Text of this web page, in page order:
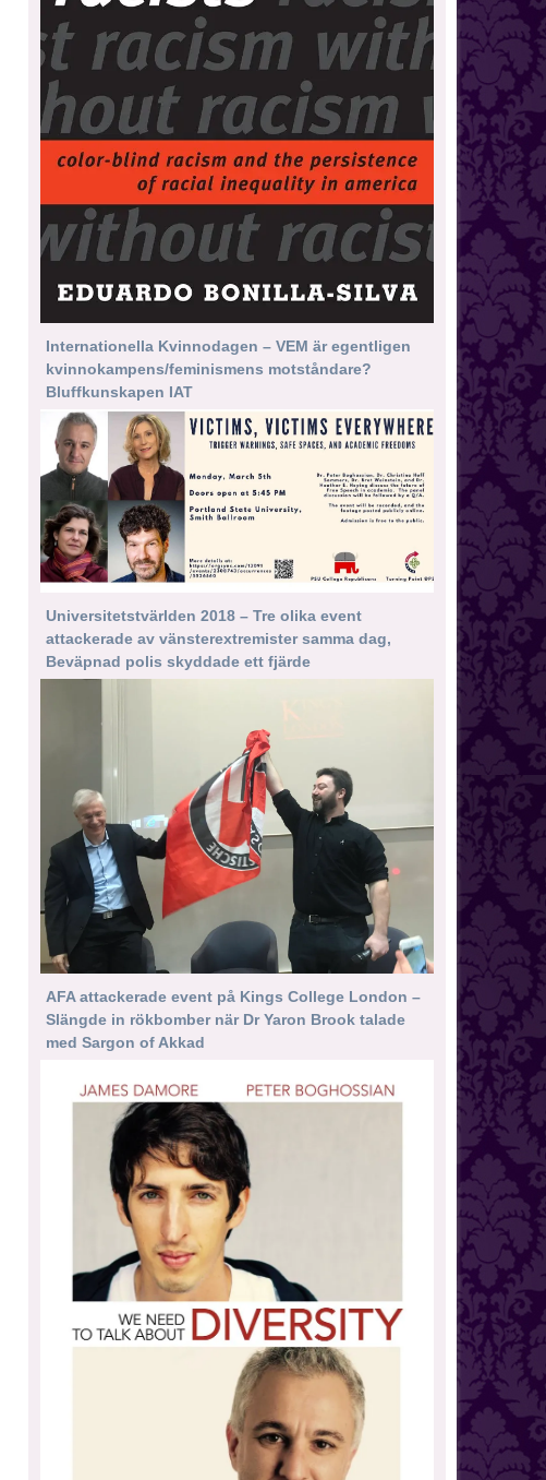
Internationella Kvinnodagen – VEM är egentligen
kvinnokampens/feminismens motståndare?
Bluffkunskapen IAT
Universitetstvärlden 2018 – Tre olika event
attackerade av vänsterextremister samma dag,
Beväpnad polis skyddade ett fjärde
AFA attackerade event på Kings College London –
Slängde in rökbomber när Dr Yaron Brook talade
med Sargon of Akkad